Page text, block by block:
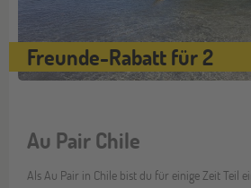
Freunde-Rabatt für 2
Au Pair Chile
Als Au Pair in Chile bist du für einige Zeit Teil